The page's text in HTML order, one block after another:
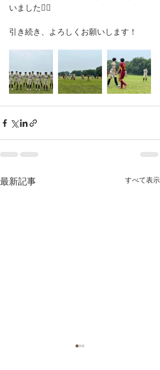
いました🙇‍♂️
引き続き、よろしくお願いします！
最新記事 すべて表示